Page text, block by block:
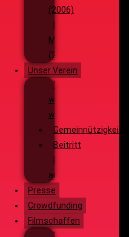
(2006)
Die
Monsterjagd
(2005)
Unser Verein
Wieso,
weshalb,
warum?!
Gemeinnützigkeit
Beitritt
Filmausrüstung
ausleihen
Presse
Crowdfunding
Filmschaffen
Schauspiel